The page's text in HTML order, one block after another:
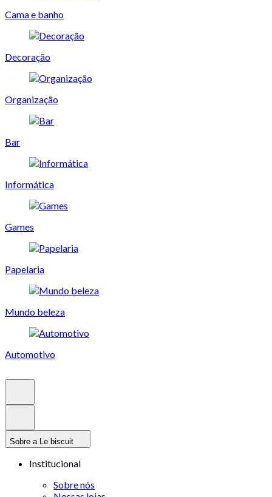
Cama e banho
Decoração
Organização
Bar
Informática
Games
Papelaria
Mundo beleza
Automotivo
Sobre a Le biscuit
Institucional
Sobre nós